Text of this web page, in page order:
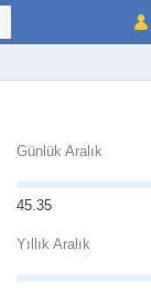
Günlük Aralık
45.35
Yıllık Aralık